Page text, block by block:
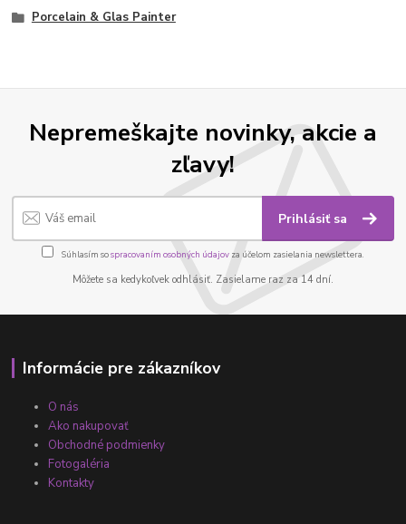
Porcelain & Glas Painter
Nepremeškajte novinky, akcie a
zľavy!
Prihlásiť sa
Súhlasím sospracovaním osobných údajov za účelom zasielania newslettera.
Môžete sa kedykoľvek odhlásiť. Zasielame raz za 14 dní.
Informácie pre zákazníkov
O nás
Ako nakupovať
Obchodné podmienky
Fotogaléria
Kontakty